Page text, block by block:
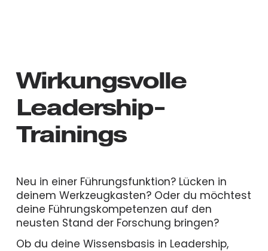
Wirkungsvolle
Leadership-
Trainings
Neu in einer Führungsfunktion? Lücken in
deinem Werkzeugkasten? Oder du möchtest
deine Führungskompetenzen auf den
neusten Stand der Forschung bringen?
Ob du deine Wissensbasis in Leadership,